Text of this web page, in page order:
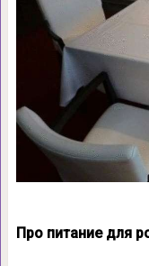
Про питание для